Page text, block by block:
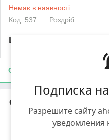
Подписка
Разрешите сайту
уведомления
Немає в наявності
Код: 537
Роздріб
Ціну уточнюйте
Опис
Опис